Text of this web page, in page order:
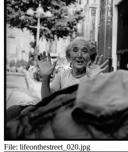
File: lifeonthestreet_020.jpg